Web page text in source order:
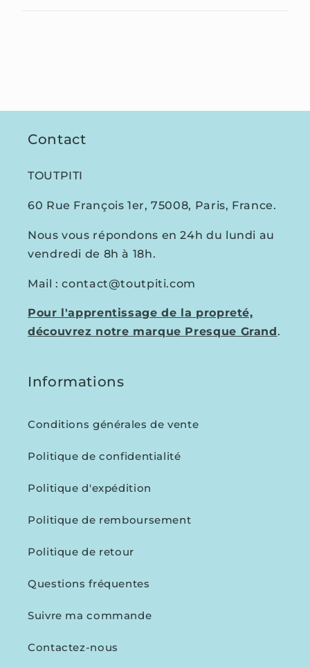
Contact
TOUTPITI
60 Rue François 1er, 75008, Paris, France.
Nous vous répondons en 24h du lundi au
vendredi de 8h à 18h.
Mail : contact@toutpiti.com
Pour l'apprentissage de la propreté,
découvrez notre marque Presque Grand .
Informations
Conditions générales de vente
Politique de confidentialité
Politique d'expédition
Politique de remboursement
Politique de retour
Questions fréquentes
Suivre ma commande
Contactez-nous